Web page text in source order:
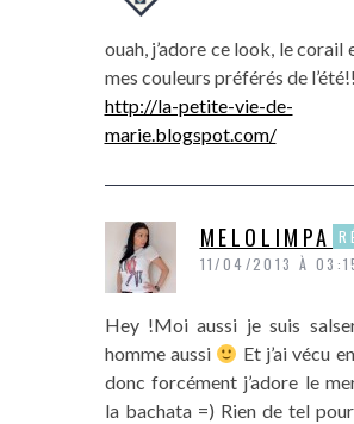
ouah, j’adore ce look, le corail
mes couleurs préférés de
http://la-petite-vie-de-
marie.blogspot.com/
11/04/2013 À
Hey !Moi aussi je suis
homme aussi
Et j’ai vécu
donc forcément j’adore le
la bachata =) Rien de tel